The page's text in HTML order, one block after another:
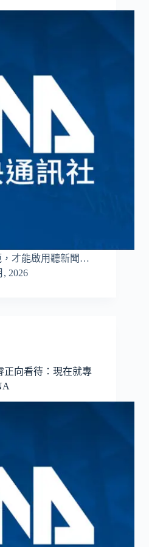
，才能啟用聽新聞…
, 2026
正向看待：現在就專